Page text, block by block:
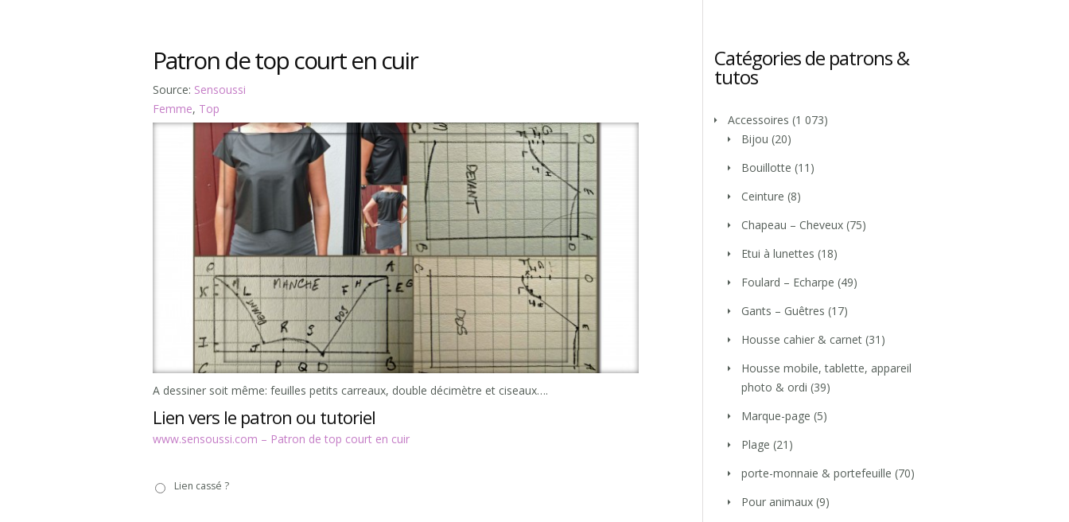
Patron de top court en cuir
Source: Sensoussi
Femme, Top
A dessiner soit même: feuilles petits carreaux, double décimètre et ciseaux….
Lien vers le patron ou tutoriel
www.sensoussi.com – Patron de top court en cuir
casséLien cassé ?
Catégories de patrons &
tutos
Accessoires (1 073)
Bijou (20)
Bouillotte (11)
Ceinture (8)
Chapeau – Cheveux (75)
Etui à lunettes (18)
Foulard – Echarpe (49)
Gants – Guêtres (17)
Housse cahier & carnet (31)
Housse mobile, tablette, appareil
photo & ordi (39)
Marque-page (5)
Plage (21)
porte-monnaie & portefeuille (70)
Pour animaux (9)